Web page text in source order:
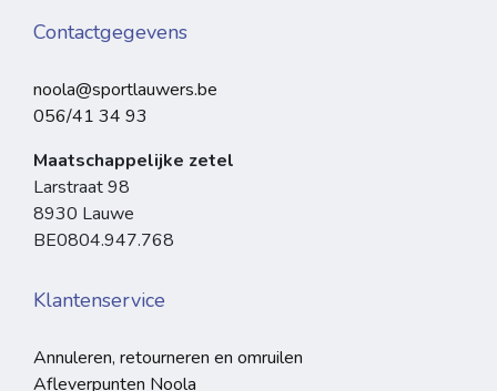
Contactgegevens
noola@sportlauwers.be
056/41 34 93
Maatschappelijke zetel
Larstraat 98
8930 Lauwe
BE0804.947.768
Klantenservice
Annuleren, retourneren en omruilen
Afleverpunten Noola